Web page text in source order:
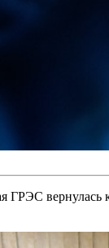
ГРЭС